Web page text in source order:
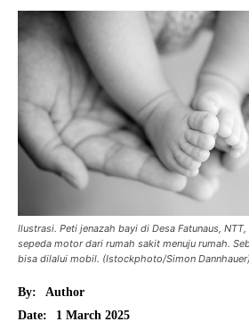
Ilustrasi. Peti jenazah bayi di Desa Fatunaus,
sepeda motor dari rumah sakit menuju rumah.
bisa dilalui mobil. (Istockphoto/Simon Dannhauer)
By:
Author
Date:
1 March 2025